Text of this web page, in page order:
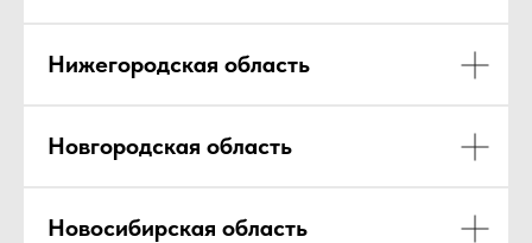
Нижегородская область
Новгородская область
Новосибирская область